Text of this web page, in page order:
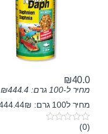
₪40.0
מחיר ל-100 גרם: ₪444.4
מחיר ל100 גרם: 444.44₪
0(0)